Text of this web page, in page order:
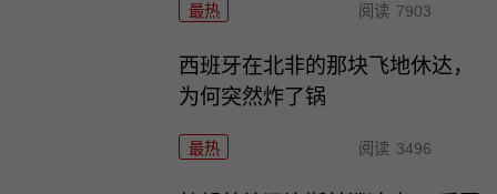
最热 阅读 7903
西班牙在北非的那块飞地休达，
为何突然炸了锅
最热 阅读 3496